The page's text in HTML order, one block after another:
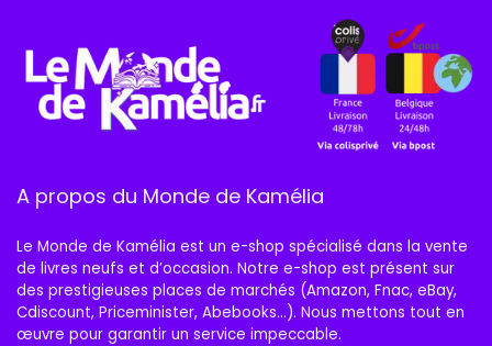
A propos du Monde de Kamélia
Le Monde de Kamélia est un e-shop spécialisé dans la vente
de livres neufs et d’occasion. Notre e-shop est présent sur
des prestigieuses places de marchés (Amazon, Fnac, eBay,
Cdiscount, Priceminister, Abebooks…). Nous mettons tout en
œuvre pour garantir un service impeccable.